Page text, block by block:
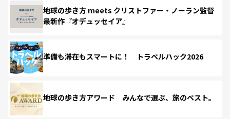
地球の歩き方 meets クリストファー・ノーラン監督
最新作『オデュッセイア』
準備も滞在もスマートに！ トラベルハック2026
地球の歩き方アワード みんなで選ぶ、旅のベスト。